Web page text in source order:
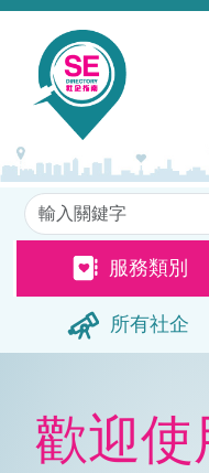
移至主內容
關鍵字
服務類別
所有社企
歡迎使